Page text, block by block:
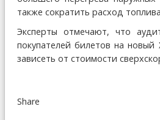
также сократить расход
Эксперты отмечают, что
покупателей билетов на
зависеть от стоимости
Share